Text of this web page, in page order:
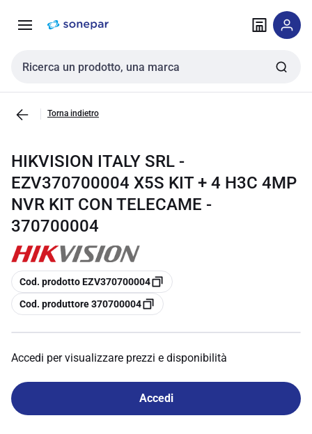
navigazione alla
Cerca input
Torna indietro
HIKVISION ITALY SRL -
EZV370700004 X5S KIT + 4 H3C 4MP
NVR KIT CON TELECAME -
370700004
copia
Cod. prodotto EZV370700004
copia
Cod. produttore 370700004
Accedi per visualizzare prezzi e disponibilità
Accedi